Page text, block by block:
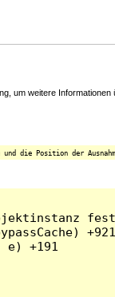
um weitere
die Position der
+921
e) +191